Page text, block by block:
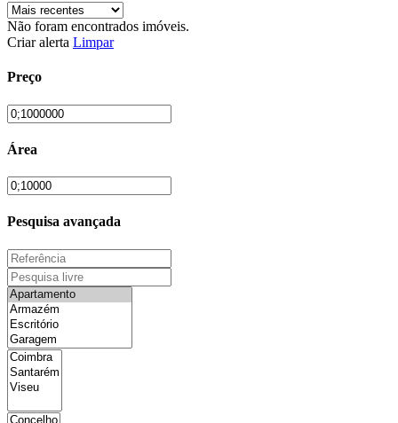
Não foram encontrados imóveis.
Criar alerta Limpar
Preço
Área
Pesquisa avançada